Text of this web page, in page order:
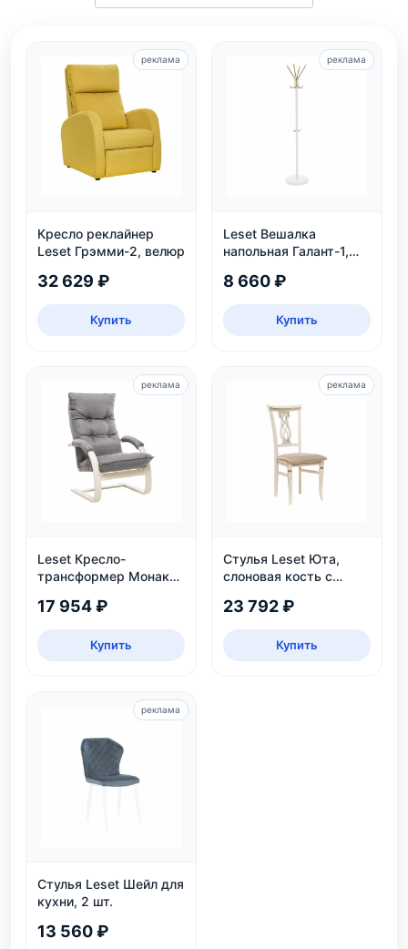
Кресло реклайнер
Leset Грэмми-2, велюр
32 629 ₽
Купить
реклама
Leset Вешалка
напольная Галант-1,
8 660 ₽
Купить
реклама
Leset Кресло-
трансформер Монако,
17 954 ₽
Купить
реклама
Стулья Leset Юта,
слоновая кость с
23 792 ₽
Купить
реклама
Стулья Leset Шейл для
кухни, 2 шт.
13 560 ₽
реклама